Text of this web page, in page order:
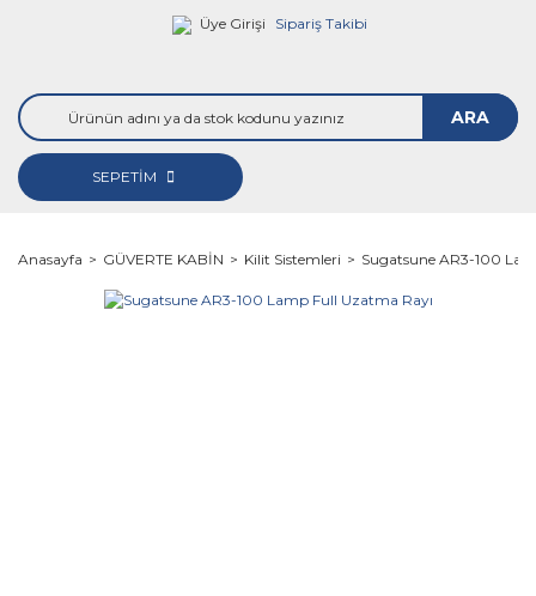
Üye Girişi Sipariş Takibi
ARA
SEPETİM
Anasayfa GÜVERTE KABİN Kilit Sistemleri Sugatsune AR3-100